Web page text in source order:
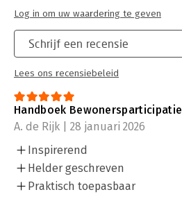
Schrijf een recensie
Lees ons recensiebeleid
Log in om uw waardering te geven
Handboek Bewonersparticipatie
A. de Rijk | 28 januari 2026
Inspirerend
Helder geschreven
Praktisch toepasbaar